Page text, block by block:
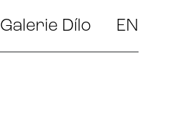
Galerie Dílo EN